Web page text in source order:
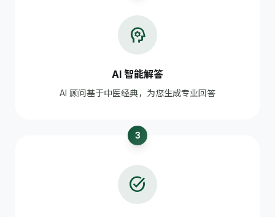
psychology
AI 智能解答
AI 顾问基于中医经典，为您生成专业回答
3
task_alt